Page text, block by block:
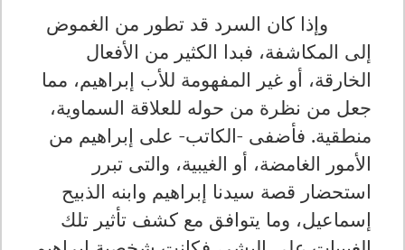
وإذا كان السرد قد تطور من الغموض
إلى المكاشفة، فبدا الكثير من الأفعال
الخارقة، أو غير المفهومة للأب إبراهيم، مما
جعل من نظرة من حوله للعلاقة السماوية،
منطقية. فأضفى -الكاتب- على إبراهيم من
الأمور الغامضة، أو الغيبية، والتى تبرر
استحضار قصة سيدنا إبراهيم وابنه الذبيح
إسماعيل، وما يتوافق مع كشف تأثير تلك